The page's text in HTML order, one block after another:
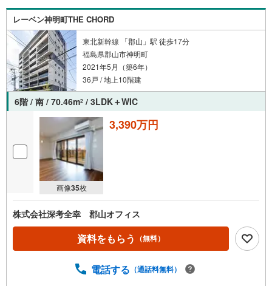
レーベン神明町THE CHORD
東北新幹線 「郡山」駅 徒歩17分
福島県郡山市神明町
2021年5月（築6年）
36戸 / 地上10階建
6階 / 南 / 70.46m2 / 3LDK＋WIC
画像35枚
3,390万円
株式会社深考全幸 郡山オフィス
資料をもらう （無料）
電話する （通話料無料）